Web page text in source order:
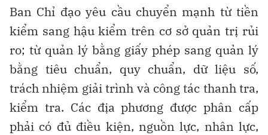
Ban Chỉ đạo yêu cầu chuyển mạnh từ tiền
kiểm sang hậu kiểm trên cơ sở quản trị rủi
ro; từ quản lý bằng giấy phép sang quản lý
bằng tiêu chuẩn, quy chuẩn, dữ liệu số,
trách nhiệm giải trình và công tác thanh tra,
kiểm tra. Các địa phương được phân cấp
phải có đủ điều kiện, nguồn lực, nhân lực,